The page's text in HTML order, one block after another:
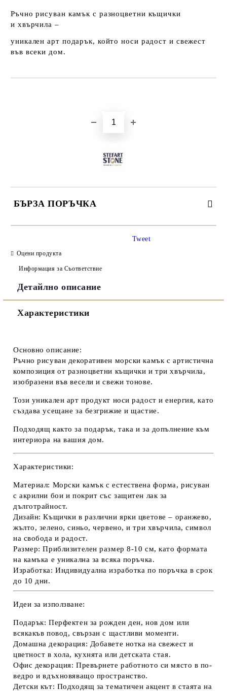
Ръчно рисуван камък с разноцветни къщички
и хвърчила –
уникален арт подарък, който носи радост и свежест
във всеки дом.
БЪРЗА ПОРЪЧКА
Ние ще се свържем с вас в рамките на работния ден.
Tweet
Оцени продукта
Информация за Съответствие
Детайлно описание
Характеристики
Основно описание:
Ръчно рисуван декоративен морски камък с артистична
композиция от разноцветни къщички и три хвърчила,
изобразени във весели и свежи тонове.
Този уникален арт продукт носи радост и енергия, като
създава усещане за безгрижие и щастие.
Подходящ както за подарък, така и за допълнение към
интериора на вашия дом.
Характеристики:
Материал: Морски камък с естествена форма, рисуван
с акрилни бои и покрит със защитен лак за
дълготрайност.
Дизайн: Къщички в различни ярки цветове – оранжево,
жълто, зелено, синьо, червено, и три хвърчила, символ
на свобода и радост.
Размер: Приблизителен размер 8-10 см, като формата
на камъка е уникална за всяка поръчка.
Изработка: Индивидуална изработка по поръчка в срок
до 10 дни.
Идеи за използване:
Подарък: Перфектен за рожден ден, нов дом или
всякакъв повод, свързан с щастливи моменти.
Домашна декорация: Добавете нотка на свежест и
цветност в хола, кухнята или детската стая.
Офис декорация: Превърнете работното си място в по-
ведро и вдъхновяващо пространство.
Детски кът: Подходящ за тематичен акцент в стаята на